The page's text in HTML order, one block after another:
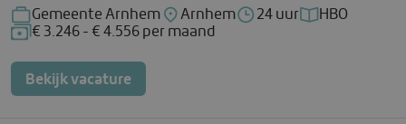
Bedrijf: Gemeente Arnhem
Gemeente ArnhemLocatie: Arnhem
ArnhemUren per week: 24 uur
24 uurFunctieniveau:
HBO
Salaris: € 3.246 - € 4.556 per maand
€ 3.246 - € 4.556 per maand
Bekijk vacature